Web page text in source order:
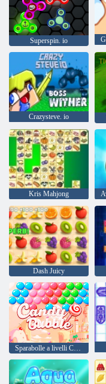
Superspin. io
Crazysteve. io
Kris Mahjong
Dash Juicy